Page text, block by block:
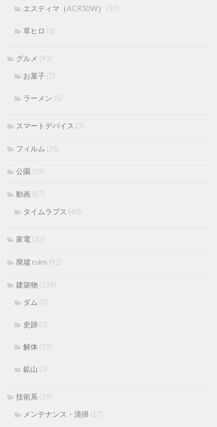
エスティマ（ACR50W） (37)
草ヒロ (1)
グルメ (93)
お菓子 (7)
ラーメン (5)
スマートデバイス (3)
フィルム (35)
公園 (59)
動画 (87)
タイムラプス (40)
家電 (20)
廃墟 ruins (92)
建築物 (139)
ダム (7)
史跡 (3)
解体 (39)
鉱山 (3)
技術系 (39)
メンテナンス・清掃 (17)